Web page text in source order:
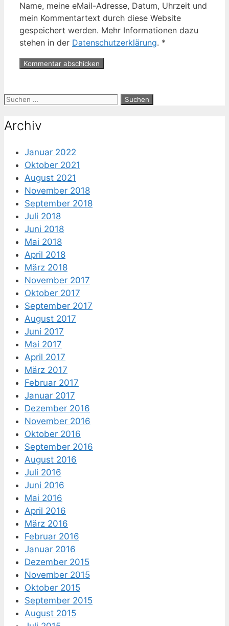
Name, meine eMail-Adresse, Datum, Uhrzeit und
mein Kommentartext durch diese Website
gespeichert werden. Mehr Informationen dazu
stehen in der Datenschutzerklärung. *
Suche
Archiv
Januar 2022
Oktober 2021
August 2021
November 2018
September 2018
Juli 2018
Juni 2018
Mai 2018
April 2018
März 2018
November 2017
Oktober 2017
September 2017
August 2017
Juni 2017
Mai 2017
April 2017
März 2017
Februar 2017
Januar 2017
Dezember 2016
November 2016
Oktober 2016
September 2016
August 2016
Juli 2016
Juni 2016
Mai 2016
April 2016
März 2016
Februar 2016
Januar 2016
Dezember 2015
November 2015
Oktober 2015
September 2015
August 2015